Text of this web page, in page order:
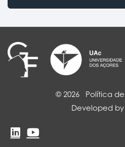
© 2026 Política
Developed by